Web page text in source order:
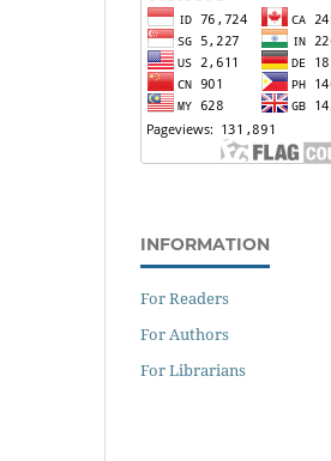
INFORMATION
For Readers
For Authors
For Librarians